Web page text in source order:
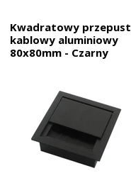
Kwadratowy przepust
kablowy aluminiowy
80x80mm - Czarny